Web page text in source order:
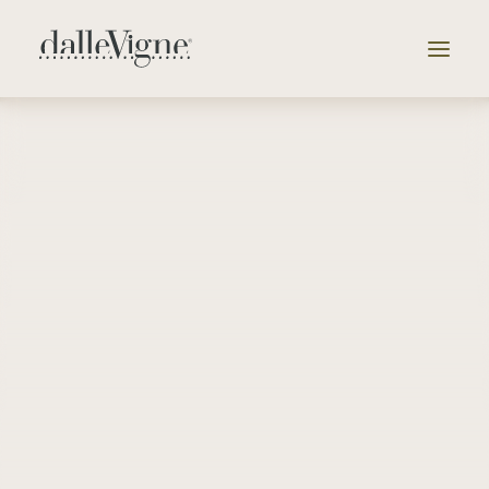
Vai alla selezione delle cantine